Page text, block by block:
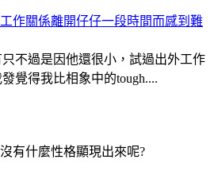
作關係離開仔仔一段時間而感到難
不過是因他還很小，試過出外工作
覺得我比相象中的tough....